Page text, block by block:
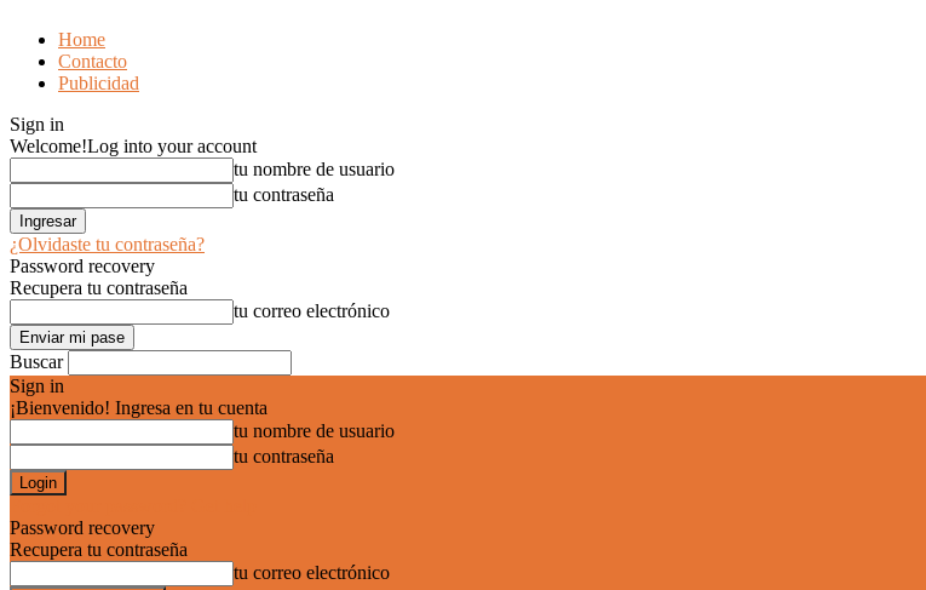
Home
Contacto
Publicidad
Sign in
Welcome!Log into your account
tu nombre de usuario
tu contraseña
¿Olvidaste tu contraseña?
Password recovery
Recupera tu contraseña
tu correo electrónico
Buscar
Sign in
¡Bienvenido! Ingresa en tu cuenta
tu nombre de usuario
tu contraseña
Password recovery
Recupera tu contraseña
tu correo electrónico